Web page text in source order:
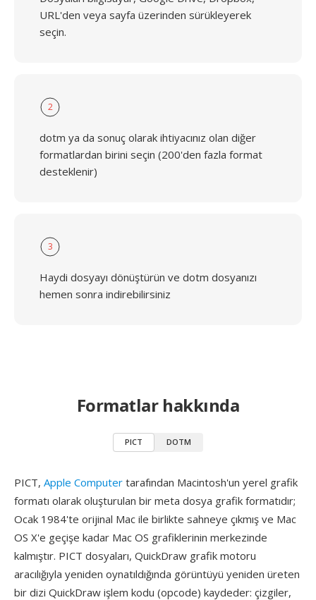
URL'den veya sayfa üzerinden sürükleyerek
seçin.
2
dotm ya da sonuç olarak ihtiyacınız olan diğer
formatlardan birini seçin (200'den fazla format
desteklenir)
3
Haydi dosyayı dönüştürün ve dotm dosyanızı
hemen sonra indirebilirsiniz
Formatlar hakkında
PICT DOTM
PICT, Apple Computer tarafından Macintosh'un yerel grafik
formatı olarak oluşturulan bir meta dosya grafik formatıdır;
Ocak 1984'te orijinal Mac ile birlikte sahneye çıkmış ve Mac
OS X'e geçişe kadar Mac OS grafiklerinin merkezinde
kalmıştır. PICT dosyaları, QuickDraw grafik motoru
aracılığıyla yeniden oynatıldığında görüntüyü yeniden üreten
bir dizi QuickDraw işlem kodu (opcode) kaydeder: çizgiler,